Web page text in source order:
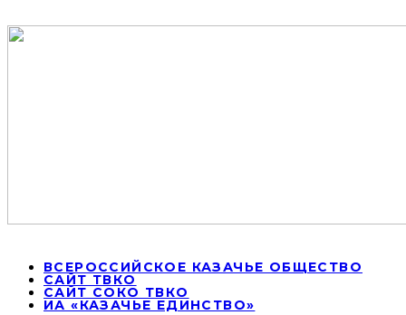
ВСЕРОССИЙСКОЕ КАЗАЧЬЕ ОБЩЕСТВО
САЙТ ТВКО
САЙТ СОКО ТВКО
ИА «КАЗАЧЬЕ ЕДИНСТВО»